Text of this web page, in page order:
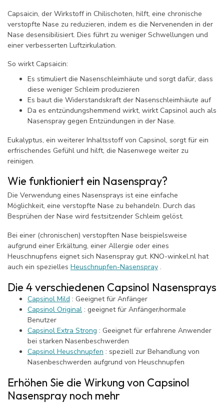
Capsaicin, der Wirkstoff in Chilischoten, hilft, eine chronische
verstopfte Nase zu reduzieren, indem es die Nervenenden in der
Nase desensibilisiert. Dies führt zu weniger Schwellungen und
einer verbesserten Luftzirkulation.
So wirkt Capsaicin:
Es stimuliert die Nasenschleimhäute und sorgt dafür, dass
diese weniger Schleim produzieren
Es baut die Widerstandskraft der Nasenschleimhäute auf
Da es entzündungshemmend wirkt, wirkt Capsinol auch als
Nasenspray gegen Entzündungen in der Nase.
Eukalyptus, ein weiterer Inhaltsstoff von Capsinol, sorgt für ein
erfrischendes Gefühl und hilft, die Nasenwege weiter zu
reinigen.
Wie funktioniert ein Nasenspray?
Die Verwendung eines Nasensprays ist eine einfache
Möglichkeit, eine verstopfte Nase zu behandeln. Durch das
Besprühen der Nase wird festsitzender Schleim gelöst.
Bei einer (chronischen) verstopften Nase beispielsweise
aufgrund einer Erkältung, einer Allergie oder eines
Heuschnupfens eignet sich Nasenspray gut. KNO-winkel.nl hat
auch ein spezielles Heuschnupfen-Nasenspray .
Die 4 verschiedenen Capsinol Nasensprays
Capsinol Mild : Geeignet für Anfänger
Capsinol Original : geeignet für Anfänger/normale
Benutzer
Capsinol Extra Strong : Geeignet für erfahrene Anwender
bei starken Nasenbeschwerden
Capsinol Heuschnupfen : speziell zur Behandlung von
Nasenbeschwerden aufgrund von Heuschnupfen
Erhöhen Sie die Wirkung von Capsinol
Nasenspray noch mehr